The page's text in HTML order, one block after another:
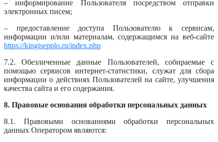
– информирование Пользователя посредством отправки
электронных писем;
– предоставление доступа Пользователю к сервисам,
информации и/или материалам, содержащимся на веб-сайте
https://kingisepplo.ru/index.php
7.2. Обезличенные данные Пользователей, собираемые с
помощью сервисов интернет-статистики, служат для сбора
информации о действиях Пользователей на сайте, улучшения
качества сайта и его содержания.
8. Правовые основания обработки персональных данных
8.1. Правовыми основаниями обработки персональных
данных Оператором являются: